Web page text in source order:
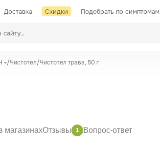
Доставка Скидки Подобрать по симптомам
/Чистотел/Чистотел трава, 50 г
магазинахОтзывы 1 Вопрос-ответ